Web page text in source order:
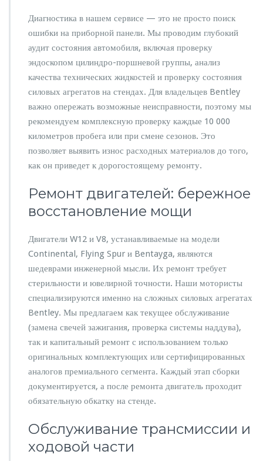
а
и
Диагностика в нашем сервисе — это не просто поиск
ошибки на приборной панели. Мы проводим глубокий
аудит состояния автомобиля, включая проверку
эндоскопом цилиндро-поршневой группы, анализ
качества технических жидкостей и проверку состояния
силовых агрегатов на стендах. Для владельцев Bentley
важно опережать возможные неисправности, поэтому мы
рекомендуем комплексную проверку каждые 10 000
километров пробега или при смене сезонов. Это
позволяет выявить износ расходных материалов до того,
как он приведет к дорогостоящему ремонту.
Ремонт двигателей: бережное
восстановление мощи
Двигатели W12 и V8, устанавливаемые на модели
Continental, Flying Spur и Bentayga, являются
шедеврами инженерной мысли. Их ремонт требует
стерильности и ювелирной точности. Наши мотористы
специализируются именно на сложных силовых агрегатах
Bentley. Мы предлагаем как текущее обслуживание
(замена свечей зажигания, проверка системы наддува),
так и капитальный ремонт с использованием только
оригинальных комплектующих или сертифицированных
аналогов премиального сегмента. Каждый этап сборки
документируется, а после ремонта двигатель проходит
обязательную обкатку на стенде.
Обслуживание трансмиссии и
ходовой части